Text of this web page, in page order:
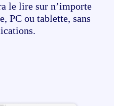
le lire sur n’importe
PC ou tablette, sans